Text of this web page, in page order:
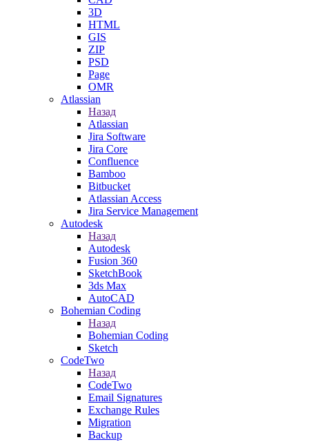
3D
HTML
GIS
ZIP
PSD
Page
OMR
Atlassian
Назад
Atlassian
Jira Software
Jira Core
Confluence
Bamboo
Bitbucket
Atlassian Access
Jira Service Management
Autodesk
Назад
Autodesk
Fusion 360
SketchBook
3ds Max
AutoCAD
Bohemian Coding
Назад
Bohemian Coding
Sketch
CodeTwo
Назад
CodeTwo
Email Signatures
Exchange Rules
Migration
Backup